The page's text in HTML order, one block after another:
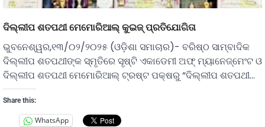
ଦିଲ୍ଲୀପ ଶତପଥୀ ମେମୋରିଆଲ୍ କୁଇଜ୍ ପ୍ରତିଯୋଗିତା
ଭୁବନେଶ୍ୱର,୧୩/୦୨/୨୦୨୫ (ଓଡ଼ିଶା ସମାଚାର)- ବରିଷ୍ଠ ସାମ୍ବାଦିକ
ଦିଲ୍ଲୀପ ଶତପଥୀଙ୍କ ସ୍ମୃତିରେ ସୃଷ୍ଟି ଏକାଡେମୀ ଅଫ୍ ମ୍ୟାନେଜ୍ମେଂଟ ଓ
ଦିଲ୍ଲୀପ ଶତପଥୀ ମେମୋରିଆଲ୍ ଟ୍ରଷ୍ଟ ପକ୍ଷରୁ “ଦିଲ୍ଲୀପ ଶତପଥୀ…
Share this:
WhatsApp